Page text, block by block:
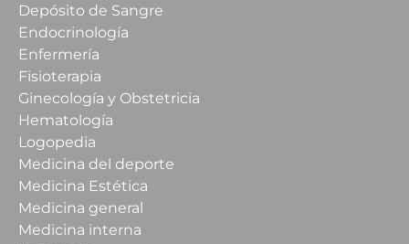
Depósito de Sangre
Endocrinología
Enfermería
Fisioterapia
Ginecología y Obstetricia
Hematología
Logopedia
Medicina del deporte
Medicina Estética
Medicina general
Medicina interna